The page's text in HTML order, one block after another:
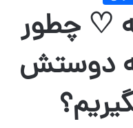
♡ چطور
دوستش